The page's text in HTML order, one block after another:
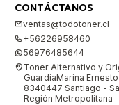
CONTÁCTANOS
ventas@todotoner.cl
+56226958460
56976485644
Toner Alternativo y
GuardiaMarina
8340447 Santiago -
Región Metropolitana